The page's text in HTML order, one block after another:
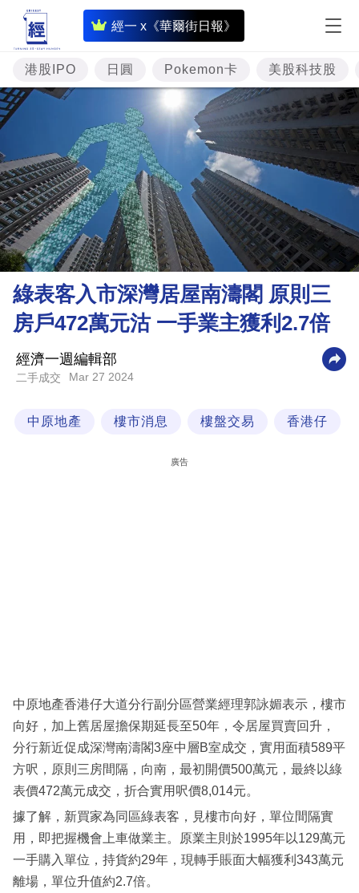
經一 x《華爾街日報》
即
時
財
經
題
投
資
樓
市
理
財
商
業
科
區
港股IPO 日圓 Pokemon卡 美股科技股
綠表客入市深灣居屋南濤閣 原則三
房戶472萬元沽 一手業主獲利2.7倍
經濟一週編輯部
二手成交 Mar 27 2024
中原地產 樓市消息 樓盤交易 香港仔
廣告
中原地產香港仔大道分行副分區營業經理郭詠媚表示，樓市
向好，加上舊居屋擔保期延長至50年，令居屋買賣回升，
分行新近促成深灣南濤閣3座中層B室成交，實用面積589平
方呎，原則三房間隔，向南，最初開價500萬元，最終以綠
表價472萬元成交，折合實用呎價8,014元。
據了解，新買家為同區綠表客，見樓市向好，單位間隔實
用，即把握機會上車做業主。原業主則於1995年以129萬元
一手購入單位，持貨約29年，現轉手賬面大幅獲利343萬元
離場，單位升值約2.7倍。